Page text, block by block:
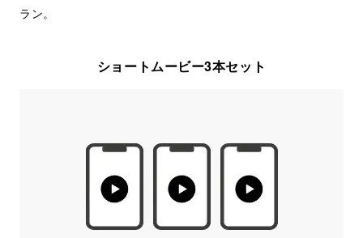
ラン。
ショートムービー3本セット